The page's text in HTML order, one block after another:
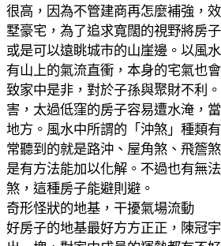
很高，因為不管建商再怎麼補強，
墅豪宅，為了追求寬闊的視野將房
或是可以遠眺城市的山崖邊。以風
有山上的氣流直衝 ，本身的宅氣也
致家中是非，對於子孫與聚財不利。
害，太過低窪的房子容易遭水淹，
地方。 風水中所謂的「沖煞」種類
常聽到的就是路沖、 屋角煞、飛簷
是有方法能加以化解。不過也有無
煞，這種房子能避則避。
奇形怪狀的地基，干擾氣場流動
好房子的地基最好方方正正，陳冠